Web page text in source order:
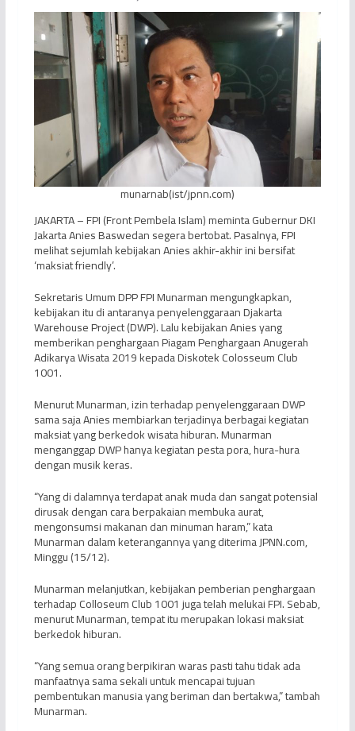
munarnab(ist/jpnn.com)
JAKARTA – FPI (Front Pembela Islam) meminta Gubernur DKI
Jakarta Anies Baswedan segera bertobat. Pasalnya, FPI
melihat sejumlah kebijakan Anies akhir-akhir ini bersifat
‘maksiat friendly’.
Sekretaris Umum DPP FPI Munarman mengungkapkan,
kebijakan itu di antaranya penyelenggaraan Djakarta
Warehouse Project (DWP). Lalu kebijakan Anies yang
memberikan penghargaan Piagam Penghargaan Anugerah
Adikarya Wisata 2019 kepada Diskotek Colosseum Club
1001.
Menurut Munarman, izin terhadap penyelenggaraan DWP
sama saja Anies membiarkan terjadinya berbagai kegiatan
maksiat yang berkedok wisata hiburan. Munarman
menganggap DWP hanya kegiatan pesta pora, hura-hura
dengan musik keras.
“Yang di dalamnya terdapat anak muda dan sangat potensial
dirusak dengan cara berpakaian membuka aurat,
mengonsumsi makanan dan minuman haram,” kata
Munarman dalam keterangannya yang diterima JPNN.com,
Minggu (15/12).
Munarman melanjutkan, kebijakan pemberian penghargaan
terhadap Colloseum Club 1001 juga telah melukai FPI. Sebab,
menurut Munarman, tempat itu merupakan lokasi maksiat
berkedok hiburan.
“Yang semua orang berpikiran waras pasti tahu tidak ada
manfaatnya sama sekali untuk mencapai tujuan
pembentukan manusia yang beriman dan bertakwa,” tambah
Munarman.